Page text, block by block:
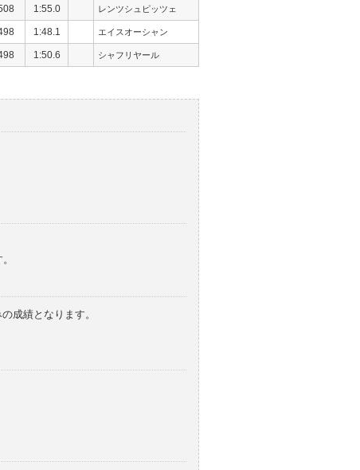
1:55.0 レンツシュピッツェ
1:48.1 エイスオーシャン
1:50.6 シャフリヤール
成績となります。